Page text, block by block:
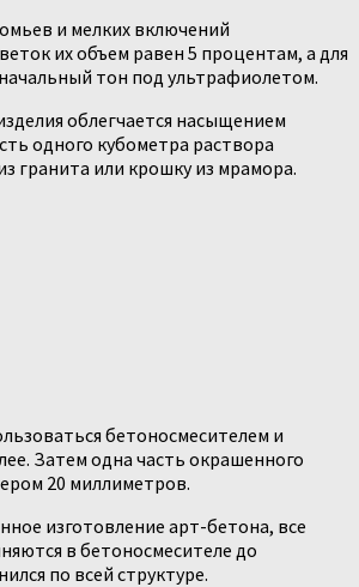
и мелких включений
их объем равен 5 процентам, а для
тон под ультрафиолетом.
облегчается насыщением
одного кубометра раствора
гранита или крошку из мрамора.
бетоносмесителем и
Затем одна часть окрашенного
20 миллиметров.
изготовление арт-бетона, все
в бетоносмесителе до
по всей структуре.